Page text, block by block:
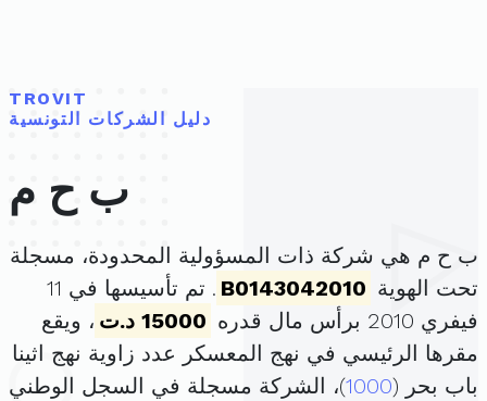
TROVIT
دليل الشركات التونسية
ب ح م
ب ح م هي شركة ذات المسؤولية المحدودة، مسجلة
تحت الهوية B0143042010
. تم تأسيسها في 11
فيفري 2010 برأس مال قدره
15000 د.ت
، ويقع
مقرها الرئيسي في نهج المعسكر عدد زاوية نهج اثينا
باب بحر (1000)، الشركة مسجلة في السجل الوطني